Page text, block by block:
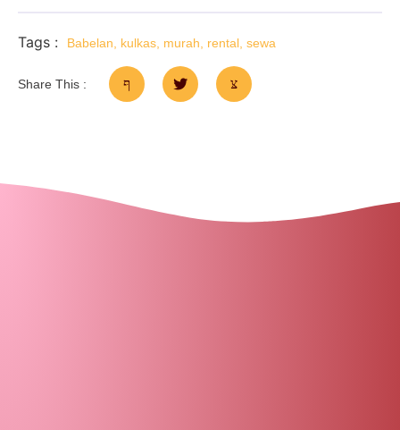
Tags : Babelan kulkas murah rental sewa
Share This :